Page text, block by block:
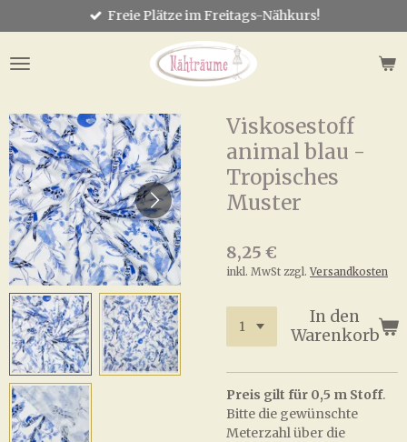
Hauptinhalt
springen
Freie Plätze im Freitags-Nähkurs!
Viskosestoff
animal blau -
Tropisches
Muster
8,25 €
inkl. MwSt zzgl.Versandkosten
In den
Warenkorb
Preis gilt für 0,5 m Stoff.
Bitte die gewünschte
Meterzahl über die